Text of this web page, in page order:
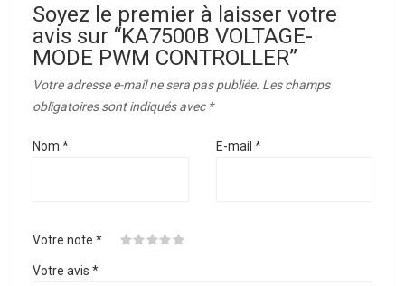
Soyez le premier à laisser votre
avis sur “KA7500B VOLTAGE-
MODE PWM CONTROLLER”
Votre adresse e-mail ne sera pas publiée. Les champs
obligatoires sont indiqués avec *
Nom * E-mail *
Votre note *
Votre avis *